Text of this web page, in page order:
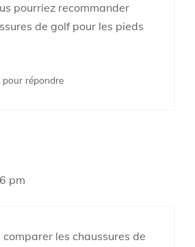
pourriez recommander
de golf pour les pieds
répondre
pm
les chaussures de